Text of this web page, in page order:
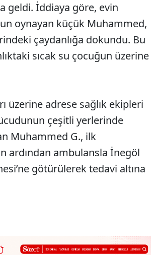
geldi. İddiaya göre, evin
oynayan küçük Muhammed,
çaydanlığa dokundu. Bu
sıcak su çocuğun üzerine
üzerine adrese sağlık ekipleri
çeşitli yerlerinde
Muhammed G., ilk
ardından ambulansla İnegöl
götürülerek tedavi altına